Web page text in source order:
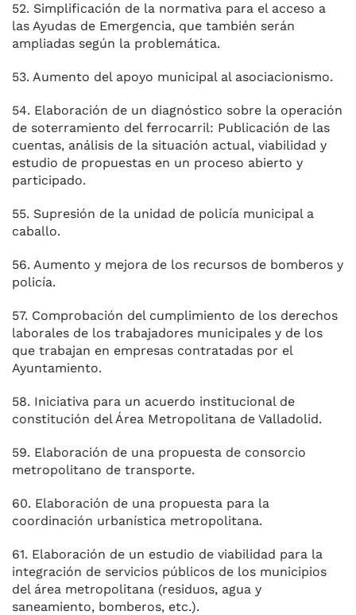
52. Simplificación de la normativa para el acceso a
las Ayudas de Emergencia, que también serán
ampliadas según la problemática.
53. Aumento del apoyo municipal al asociacionismo.
54. Elaboración de un diagnóstico sobre la operación
de soterramiento del ferrocarril: Publicación de las
cuentas, análisis de la situación actual, viabilidad y
estudio de propuestas en un proceso abierto y
participado.
55. Supresión de la unidad de policía municipal a
caballo.
56. Aumento y mejora de los recursos de bomberos y
policía.
57. Comprobación del cumplimiento de los derechos
laborales de los trabajadores municipales y de los
que trabajan en empresas contratadas por el
Ayuntamiento.
58. Iniciativa para un acuerdo institucional de
constitución del Área Metropolitana de Valladolid.
59. Elaboración de una propuesta de consorcio
metropolitano de transporte.
60. Elaboración de una propuesta para la
coordinación urbanística metropolitana.
61. Elaboración de un estudio de viabilidad para la
integración de servicios públicos de los municipios
del área metropolitana (residuos, agua y
saneamiento, bomberos, etc.).